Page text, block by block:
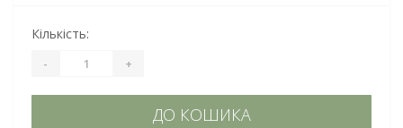
Кількість:
- +
ДО КОШИКА